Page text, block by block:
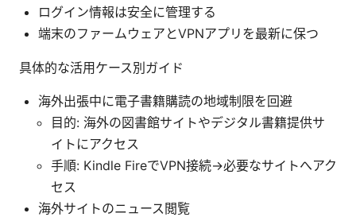
ログイン情報は安全に管理する
端末のファームウェアとVPNアプリを最新に保つ
具体的な活用ケース別ガイド
海外出張中に電子書籍購読の地域制限を回避
目的: 海外の図書館サイトやデジタル書籍提供サ
イトにアクセス
手順: Kindle FireでVPN接続→必要なサイトへアク
セス
海外サイトのニュース閲覧